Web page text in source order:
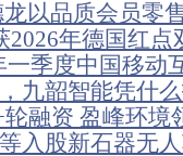
以品质会员零
2026年德国红点
业
一季度中国移动
九韶智能凭什
融资 盈峰环境
入股新石器无